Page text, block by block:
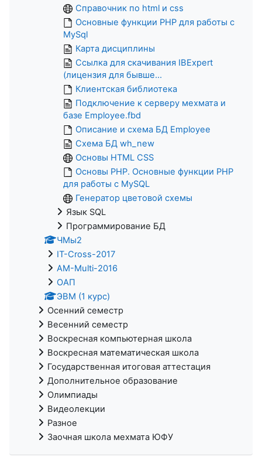
Справочник по html и css
Основные функции PHP для работы с
MySql
Карта дисциплины
Ссылка для скачивания IBExpert
(лицензия для бывше...
Клиентская библиотека
Подключение к серверу мехмата и
базе Employee.fbd
Описание и схема БД Employee
Схема БД wh_new
Основы HTML CSS
Основы PHP. Основные функции PHP
для работы с MySQL
Генератор цветовой схемы
Язык SQL
Программирование БД
ЧМы2
IT-Cross-2017
AM-Multi-2016
ОАП
ЭВМ (1 курс)
Осенний семестр
Весенний семестр
Воскресная компьютерная школа
Воскресная математическая школа
Государственная итоговая аттестация
Дополнительное образование
Олимпиады
Видеолекции
Разное
Заочная школа мехмата ЮФУ